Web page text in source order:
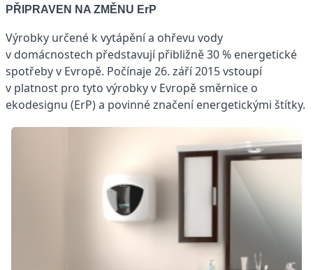
PŘIPRAVEN NA ZMĚNU ErP
Výrobky určené k vytápění a ohřevu vody
v domácnostech představují přibližně 30 % energetické
spotřeby v Evropě. Počínaje 26. září 2015 vstoupí
v platnost pro tyto výrobky v Evropě směrnice o
ekodesignu (ErP) a povinné značení energetickými štítky.